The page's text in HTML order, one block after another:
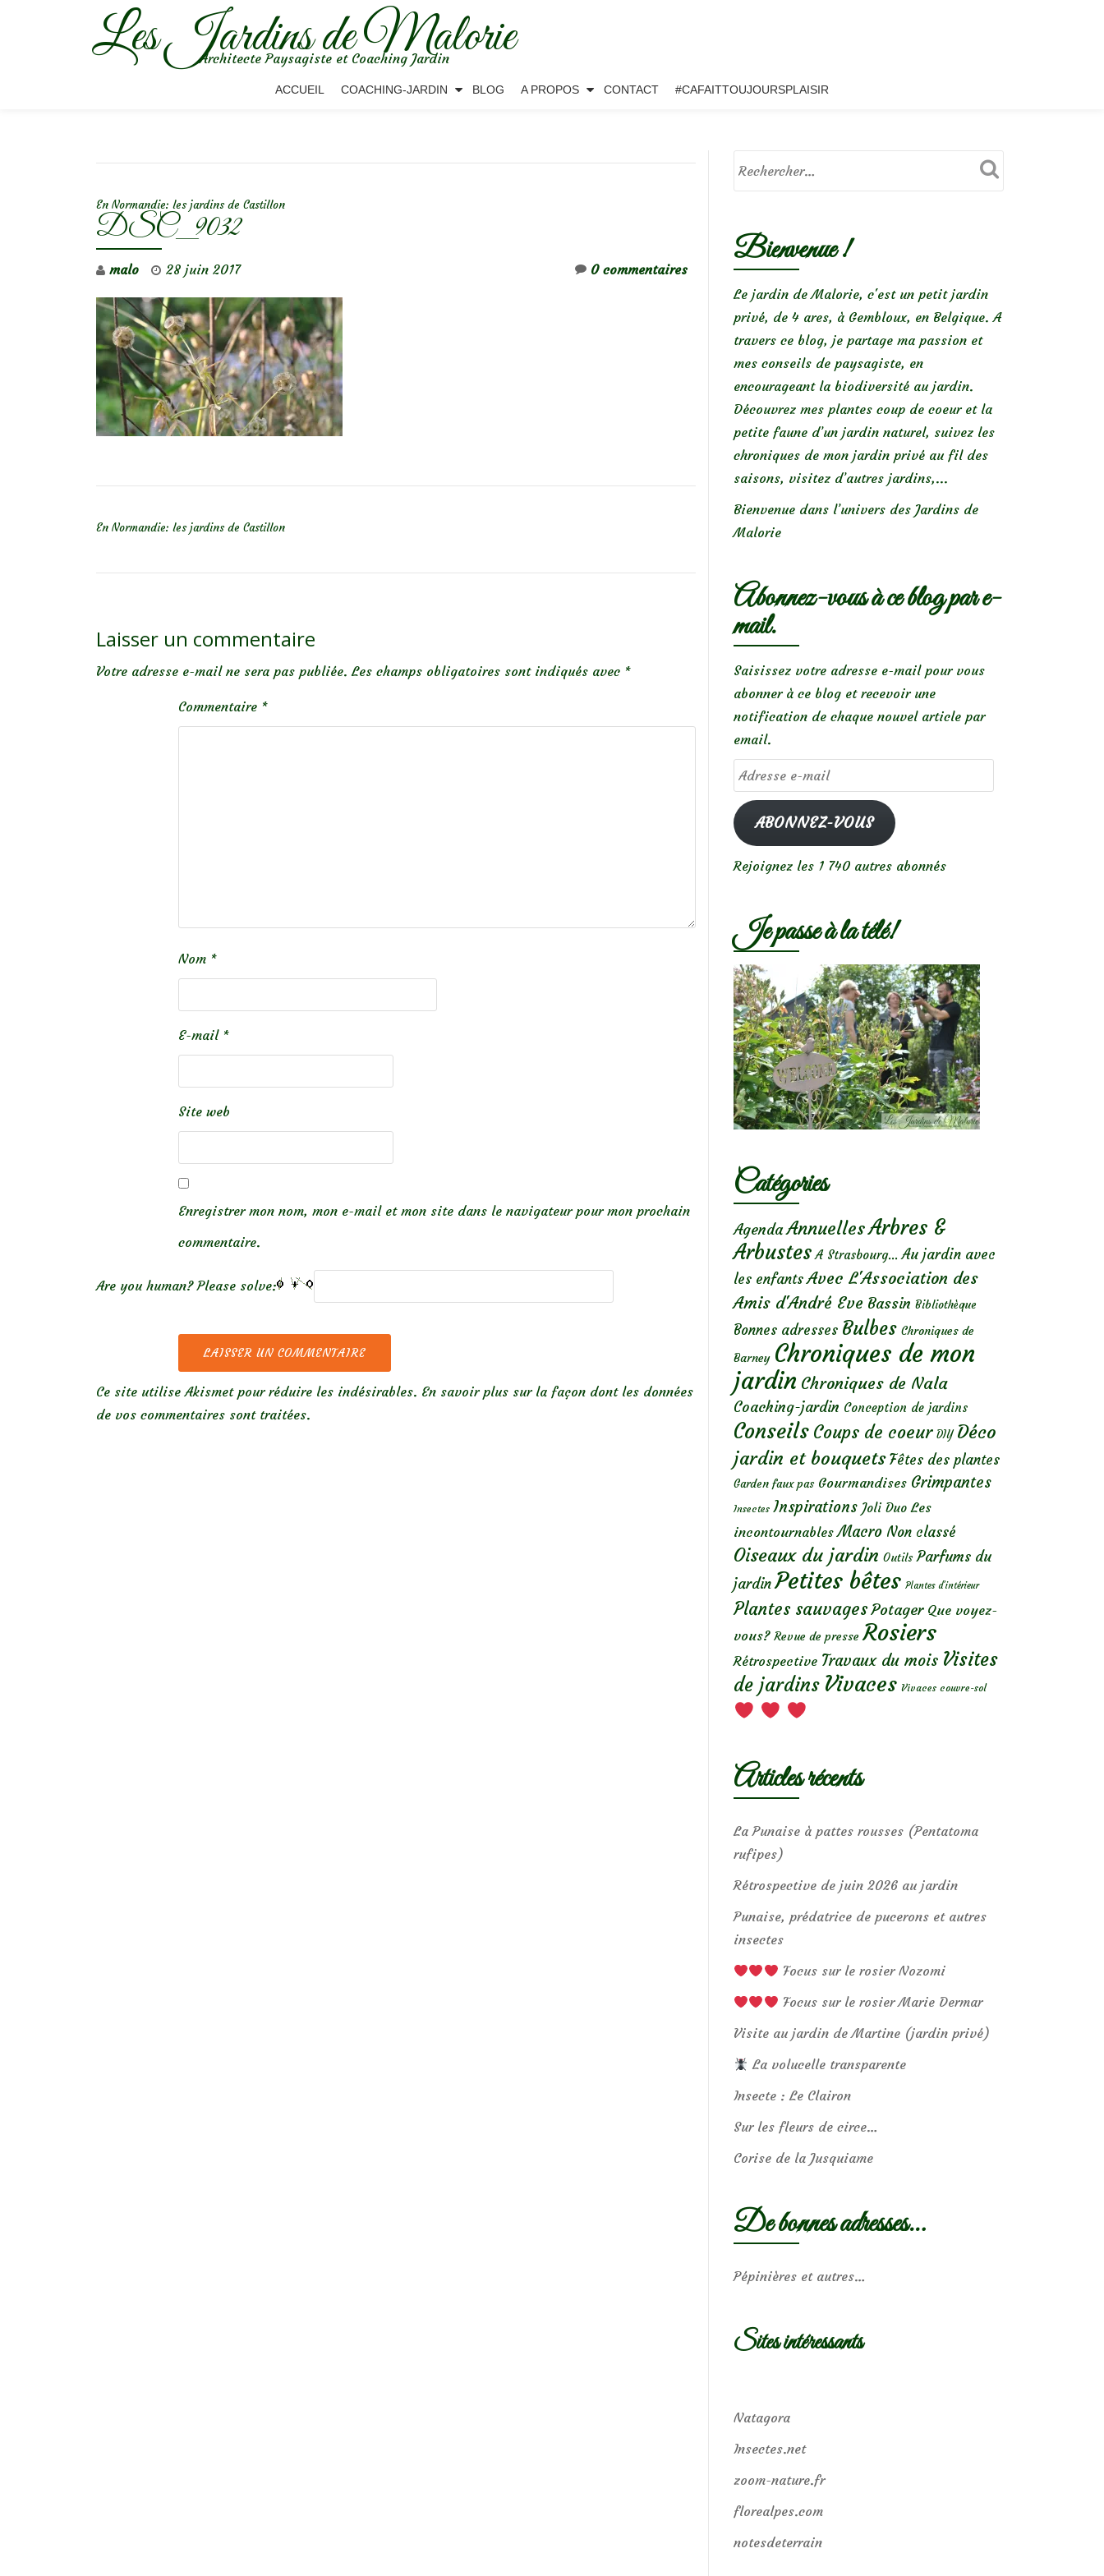
Les Jardins de Malorie
Architecte Paysagiste et Coaching Jardin
ACCUEIL COACHING-JARDIN BLOG A PROPOS CONTACT #CAFAITTOUJOURSPLAISIR
En Normandie: les jardins de Castillon
DSC_9032
malo 28 juin 2017 0 commentaires
En Normandie: les jardins de Castillon
Laisser un commentaire
Votre adresse e-mail ne sera pas publiée. Les champs obligatoires sont indiqués avec *
Commentaire *
Nom *
E-mail *
Site web
Enregistrer mon nom, mon e-mail et mon site dans le navigateur pour mon prochain
commentaire.
Are you human? Please solve:
Ce site utilise Akismet pour réduire les indésirables. En savoir plus sur la façon dont les données
de vos commentaires sont traitées.
Bienvenue !
Le jardin de Malorie, c'est un petit jardin
privé, de 4 ares, à Gembloux, en Belgique. A
travers ce blog, je partage ma passion et
mes conseils de paysagiste, en
encourageant la biodiversité au jardin.
Découvrez mes plantes coup de coeur et la
petite faune d’un jardin naturel, suivez les
chroniques de mon jardin privé au fil des
saisons, visitez d’autres jardins,...
Bienvenue dans l’univers des Jardins de
Malorie
Abonnez-vous à ce blog par e-
mail.
Saisissez votre adresse e-mail pour vous
abonner à ce blog et recevoir une
notification de chaque nouvel article par
email.
Adresse
e-
mailABONNEZ-VOUS
Rejoignez les 1 740 autres abonnés
Je passe à la télé!
Catégories
Agenda AnnuellesArbres &
Arbustes A Strasbourg... Au jardin avec
les enfants Avec L'Association des
Amis d'André Eve Bassin Bibliothèque
Bonnes adresses Bulbes Chroniques de
Barney Chroniques de mon
jardin Chroniques de Nala
Coaching-jardin Conception de jardins
Conseils Coups de coeur DIY Déco
jardin et bouquets Fêtes des plantes
Garden faux pas Gourmandises Grimpantes
Insectes Inspirations Joli Duo Les
incontournables Macro Non classé
Oiseaux du jardin Outils Parfums du
jardin Petites bêtes Plantes d’intérieur
Plantes sauvages Potager Que voyez-
vous? Revue de presse Rosiers
Rétrospective Travaux du mois Visites
de jardins Vivaces Vivaces couvre-sol
Articles récents
La Punaise à pattes rousses (Pentatoma
rufipes)
Rétrospective de juin 2026 au jardin
Punaise, prédatrice de pucerons et autres
insectes
Focus sur le rosier Nozomi
Focus sur le rosier Marie Dermar
Visite au jardin de Martine (jardin privé)
La volucelle transparente
Insecte : Le Clairon
Sur les fleurs de circe…
Corise de la Jusquiame
De bonnes adresses…
Pépinières et autres…
Sites intéressants
Natagora
Insectes.net
zoom-nature.fr
florealpes.com
notesdeterrain